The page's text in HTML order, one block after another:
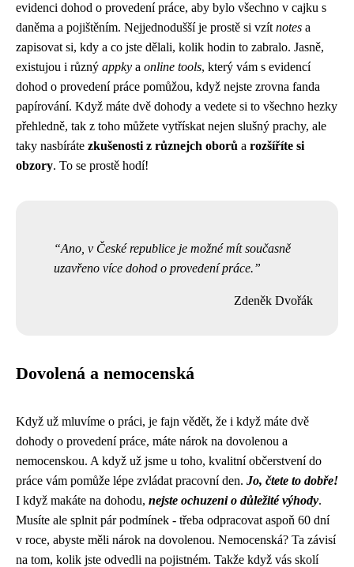
evidenci dohod o provedení práce, aby bylo všechno v cajku s
daněma a pojištěním. Nejjednodušší je prostě si vzít notes a
zapisovat si, kdy a co jste dělali, kolik hodin to zabralo. Jasně,
existujou i různý appky a online tools, který vám s evidencí
dohod o provedení práce pomůžou, když nejste zrovna fanda
papírování. Když máte dvě dohody a vedete si to všechno hezky
přehledně, tak z toho můžete vytřískat nejen slušný prachy, ale
taky nasbíráte zkušenosti z různejch oborů a rozšíříte si
obzory. To se prostě hodí!
Ano, v České republice je možné mít současně
uzavřeno více dohod o provedení práce.
Zdeněk Dvořák
Dovolená a nemocenská
Když už mluvíme o práci, je fajn vědět, že i když máte dvě
dohody o provedení práce, máte nárok na dovolenou a
nemocenskou. A když už jsme u toho, kvalitníobčerstvení do
práce vám pomůže lépe zvládat pracovní den. Jo, čtete to dobře!
I když makáte na dohodu, nejste ochuzeni o důležité výhody.
Musíte ale splnit pár podmínek - třeba odpracovat aspoň 60 dní
v roce, abyste měli nárok na dovolenou. Nemocenská? Ta závisí
na tom, kolik jste odvedli na pojistném. Takže když vás skolí